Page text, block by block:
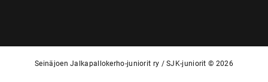
Seinäjoen Jalkapallokerho-juniorit ry / SJK-juniorit © 2026